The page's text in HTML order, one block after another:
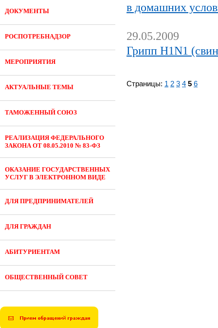
ДОКУМЕНТЫ
РОСПОТРЕБНАДЗОР
МЕРОПРИЯТИЯ
АКТУАЛЬНЫЕ ТЕМЫ
ТАМОЖЕННЫЙ СОЮЗ
РЕАЛИЗАЦИЯ ФЕДЕРАЛЬНОГО
ЗАКОНА ОТ 08.05.2010 № 83-ФЗ
ОКАЗАНИЕ ГОСУДАРСТВЕННЫХ
УСЛУГ В ЭЛЕКТРОННОМ ВИДЕ
ДЛЯ ПРЕДПРИНИМАТЕЛЕЙ
ДЛЯ ГРАЖДАН
АБИТУРИЕНТАМ
ОБЩЕСТВЕННЫЙ СОВЕТ
в домашних
29.05.2009
Грипп H1N1
Страницы: 1 2 3 4 5 6